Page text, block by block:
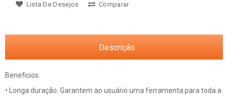
Lista De Desejos Comparar
Descrição
Beneficios:
• Longa duração. Garantem ao usuário uma ferramenta para toda a